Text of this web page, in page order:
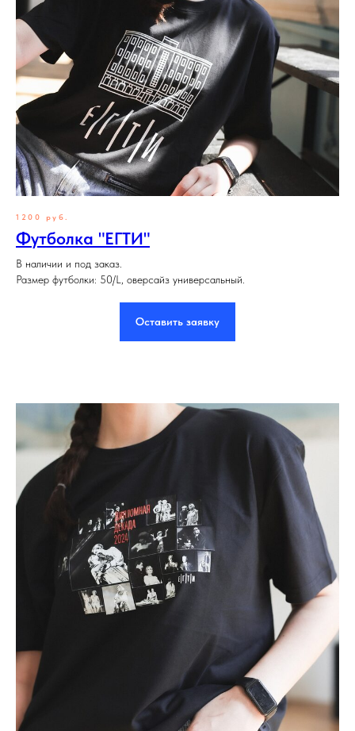
1200 руб.
Футболка "ЕГТИ"
В наличии и под заказ.
Размер футболки: 50/L, оверсайз универсальный.
Оставить заявку